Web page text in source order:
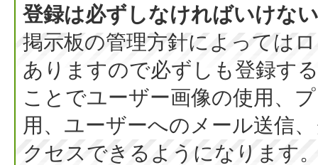
登録は必ずしなければいけな
掲示板の管理方針によっては
ありますので必ずしも登録す
ことでユーザー画像の使用、
用、ユーザーへのメール送信
クセスできるようになります